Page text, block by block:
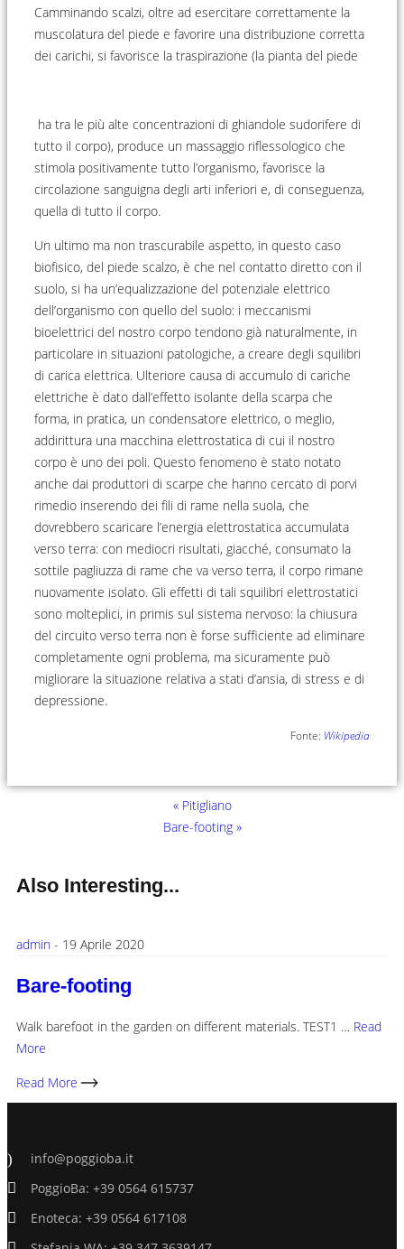
Camminando scalzi, oltre ad esercitare correttamente la
muscolatura del piede e favorire una distribuzione corretta
dei carichi, si favorisce la traspirazione (la pianta del piede
ha tra le più alte concentrazioni di ghiandole sudorifere di
tutto il corpo), produce un massaggio riflessologico che
stimola positivamente tutto l’organismo, favorisce la
circolazione sanguigna degli arti inferiori e, di conseguenza,
quella di tutto il corpo.
Un ultimo ma non trascurabile aspetto, in questo caso
biofisico, del piede scalzo, è che nel contatto diretto con il
suolo, si ha un’equalizzazione del potenziale elettrico
dell’organismo con quello del suolo: i meccanismi
bioelettrici del nostro corpo tendono già naturalmente, in
particolare in situazioni patologiche, a creare degli squilibri
di carica elettrica. Ulteriore causa di accumulo di cariche
elettriche è dato dall’effetto isolante della scarpa che
forma, in pratica, un condensatore elettrico, o meglio,
addirittura una macchina elettrostatica di cui il nostro
corpo è uno dei poli. Questo fenomeno è stato notato
anche dai produttori di scarpe che hanno cercato di porvi
rimedio inserendo dei fili di rame nella suola, che
dovrebbero scaricare l’energia elettrostatica accumulata
verso terra: con mediocri risultati, giacché, consumato la
sottile pagliuzza di rame che va verso terra, il corpo rimane
nuovamente isolato. Gli effetti di tali squilibri elettrostatici
sono molteplici, in primis sul sistema nervoso: la chiusura
del circuito verso terra non è forse sufficiente ad eliminare
completamente ogni problema, ma sicuramente può
migliorare la situazione relativa a stati d’ansia, di stress e di
depressione.
Fonte: Wikipedia
« Pitigliano
Bare-footing »
Also Interesting...
admin - 19 Aprile 2020
Bare-footing
Walk barefoot in the garden on different materials. TEST1 … Read
More
Read More
info@poggioba.it
PoggioBa: +39 0564 615737
Enoteca: +39 0564 617108